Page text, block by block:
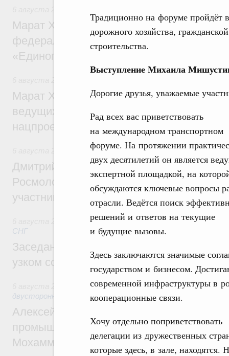
Традиционно на форуме пройдёт
дорожного хозяйства,
строительства.
Выступление Михаила
Дорогие друзья, уважаемые
Рад всех вас приветствовать
на международном транспортном
форуме. На протяжении
двух десятилетий он является
экспертной площадкой, на
обсуждаются ключевые вопросы
отрасли. Ведётся поиск
решений и ответов на текущие
и будущие вызовы.
Здесь заключаются значимые
государством и бизнесом.
современной инфраструктуры в
кооперационные связи.
Хочу отдельно поприветствовать
делегации из дружественных
которые здесь, в зале, находятся.
Марат Хуснуллин: Более 130
федерального значения построено под
«Единого заказчика»
Марат Хуснуллин: Порядка 200
ведущих к спортивным объектам,
нацпроекту «Инфраструктура для
Молодёжная политика
Дмитрий Чернышенко, Сергей Кравцов и
Росмолодёжи Григорий Гуров
участников проекта «Кольцо открытий»
Евразийский экономический союз.
СНГ
Заседание Евразийского
узком составе
Экономические отношения с
двусторонней основе
Алексей Оверчук провёл рабочую
промышленности, недропользования и
Мохаммадом Атабаком